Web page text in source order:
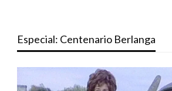
Especial: Centenario Berlanga